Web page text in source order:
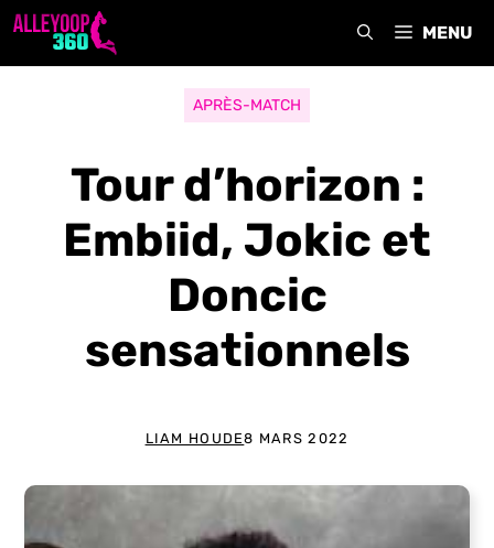
Aller
MENU
APRÈS-MATCH
Tour d’horizon :
Embiid, Jokic et
Doncic
sensationnels
LIAM HOUDE8 MARS 2022